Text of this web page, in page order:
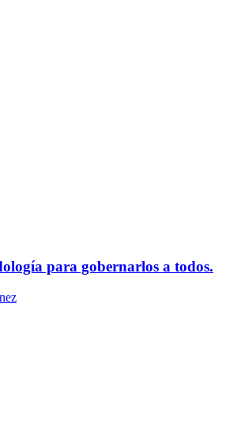
para gobernarlos a todos.